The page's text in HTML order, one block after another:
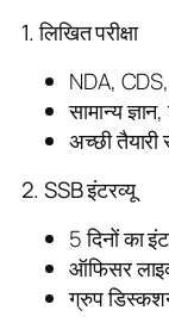
1. लिखित परीक्षा
NDA, CDS,
सामान्य
अच्छी
2. SSB इंटरव्यू
5 दिनों का
ऑफिसर
ग्रुप